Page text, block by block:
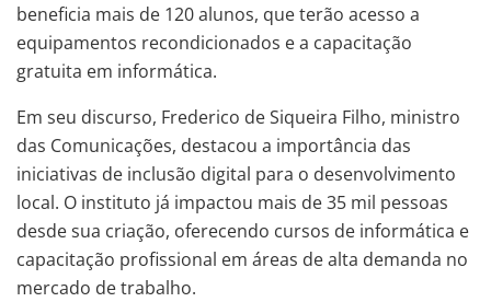
beneficia mais de 120 alunos, que terão acesso a
equipamentos recondicionados e a capacitação
gratuita em informática.
Em seu discurso, Frederico de Siqueira Filho, ministro
das Comunicações, destacou a importância das
iniciativas de inclusão digital para o desenvolvimento
local. O instituto já impactou mais de 35 mil pessoas
desde sua criação, oferecendo cursos de informática e
capacitação profissional em áreas de alta demanda no
mercado de trabalho.